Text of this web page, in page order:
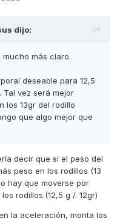
dijo:
más claro.
deseable para 12,5
Tal vez será mejor
los 13gr del rodillo
que algo mejor que
decir que si el peso del
peso en los rodillos (13
hay que moverse por
rodillos.(12,5 g /. 12gr)
la aceleración, monta los